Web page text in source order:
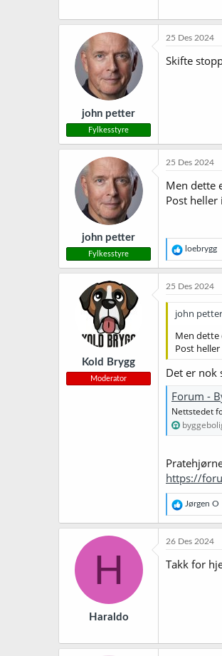
john petter
Fylkesstyre
25 Des 2024
Skifte
john petter
Fylkesstyre
25 Des 2024
Men dette
Post
R
e
a
j
o
e
r
loebrygg
Kold Brygg
Moderator
25 Des 2024
john
Men
Post
Det er nok
Forum -
Nettstedet
https://
R
e
a
j
o
Jørgen O
H
Haraldo
26 Des 2024
Takk for